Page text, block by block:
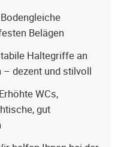
Belägen
Haltegriffe an
– dezent und stilvoll
WCs,
gut